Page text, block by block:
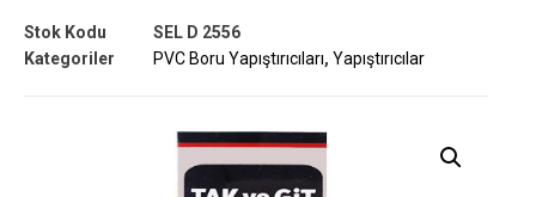
Stok Kodu
SEL D 2556
Kategoriler
PVC Boru Yapıştırıcıları, Yapıştırıcılar